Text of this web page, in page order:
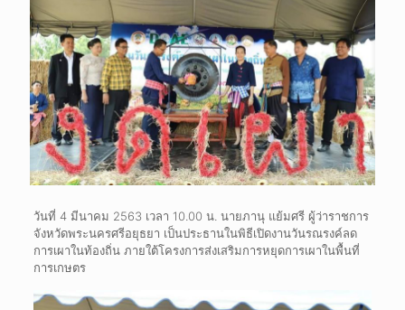
วันที่ 4 มีนาคม 2563 เวลา 10.00 น. นายภานุ แย้มศรี ผู้ว่าราชการ
จังหวัดพระนครศรีอยุธยา เป็นประธานในพิธีเปิดงานวันรณรงค์ลด
การเผาในท้องถิ่น ภายใต้โครงการส่งเสริมการหยุดการเผาในพื้นที่
การเกษตร